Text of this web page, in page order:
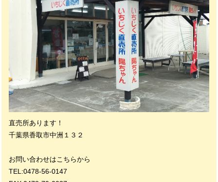
直売所あります！
千葉県香取市中洲１３２
お問い合わせはこちらから
TEL:0478-56-0147